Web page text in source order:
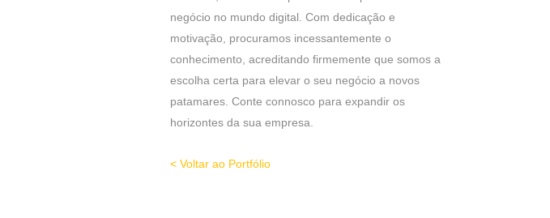
negócio no mundo digital. Com dedicação e
motivação, procuramos incessantemente o
conhecimento, acreditando firmemente que somos a
escolha certa para elevar o seu negócio a novos
patamares. Conte connosco para expandir os
horizontes da sua empresa.
< Voltar ao Portfólio